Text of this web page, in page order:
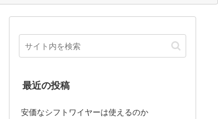
最近の投稿
安価なシフトワイヤーは使えるのか